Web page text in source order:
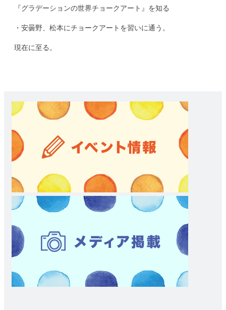
『グラデーションの世界チョークアート』を知る
・安曇野、松本にチョークアートを習いに通う。
現在に至る。